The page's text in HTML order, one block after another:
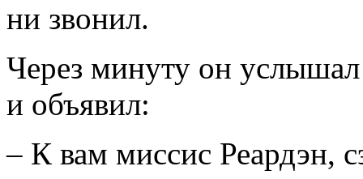
ни звонил.
Через минуту он
и объявил:
– К вам миссис Реардэн,